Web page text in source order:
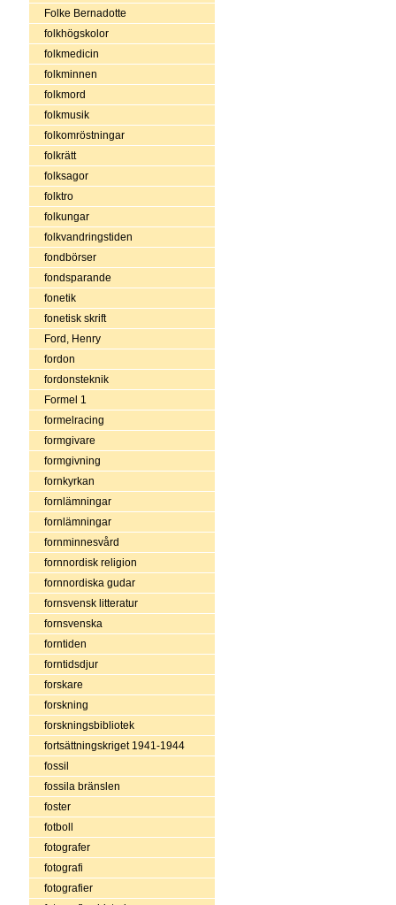
Folke Bernadotte
folkhögskolor
folkmedicin
folkminnen
folkmord
folkmusik
folkomröstningar
folkrätt
folksagor
folktro
folkungar
folkvandringstiden
fondbörser
fondsparande
fonetik
fonetisk skrift
Ford, Henry
fordon
fordonsteknik
Formel 1
formelracing
formgivare
formgivning
fornkyrkan
fornlämningar
fornlämningar
fornminnesvård
fornnordisk religion
fornnordiska gudar
fornsvensk litteratur
fornsvenska
forntiden
forntidsdjur
forskare
forskning
forskningsbibliotek
fortsättningskriget 1941-1944
fossil
fossila bränslen
foster
fotboll
fotografer
fotografi
fotografier